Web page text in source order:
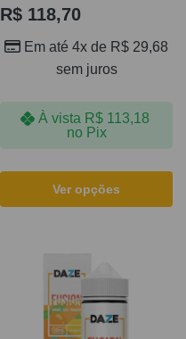
R$ 118,70
Em até 4x de R$ 29,68
sem juros
À vista R$113,18
no Pix
Ver opções